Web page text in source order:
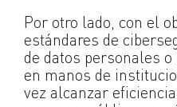
Por otro lado, con el
estándares de
de datos personales
en manos de
vez alcanzar